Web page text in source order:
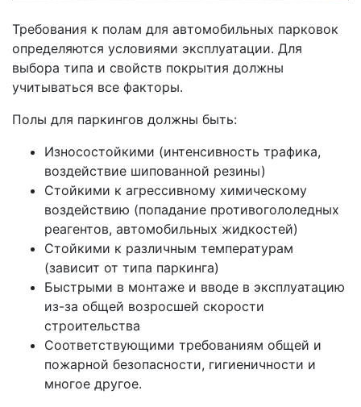
Требования к полам для автомобильных парковок
определяются условиями эксплуатации. Для
выбора типа и свойств покрытия должны
учитываться все факторы.
Полы для паркингов должны быть:
Износостойкими (интенсивность трафика,
воздействие шипованной резины)
Стойкими к агрессивному химическому
воздействию (попадание противогололедных
реагентов, автомобильных жидкостей)
Стойкими к различным температурам
(зависит от типа паркинга)
Быстрыми в монтаже и вводе в эксплуатацию
из-за общей возросшей скорости
строительства
Соответствующими требованиям общей и
пожарной безопасности, гигиеничности и
многое другое.